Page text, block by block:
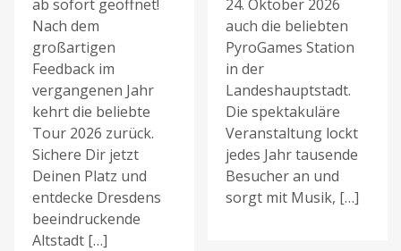
ab sofort geöffnet!
Nach dem
großartigen
Feedback im
vergangenen Jahr
kehrt die beliebte
Tour 2026 zurück.
Sichere Dir jetzt
Deinen Platz und
entdecke Dresdens
beeindruckende
Altstadt […]
24. Oktober 2026
auch die beliebten
PyroGames Station
in der
Landeshauptstadt.
Die spektakuläre
Veranstaltung lockt
jedes Jahr tausende
Besucher an und
sorgt mit Musik, […]